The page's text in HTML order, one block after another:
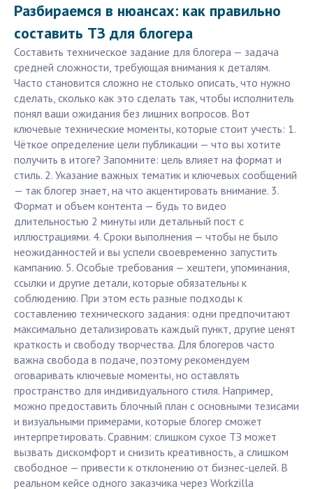
Разбираемся в нюансах: как правильно
составить ТЗ для блогера
Составить техническое задание для блогера — задача
средней сложности, требующая внимания к деталям.
Часто становится сложно не столько описать, что нужно
сделать, сколько как это сделать так, чтобы исполнитель
понял ваши ожидания без лишних вопросов. Вот
ключевые технические моменты, которые стоит учесть: 1.
Чёткое определение цели публикации — что вы хотите
получить в итоге? Запомните: цель влияет на формат и
стиль. 2. Указание важных тематик и ключевых сообщений
— так блогер знает, на что акцентировать внимание. 3.
Формат и объем контента — будь то видео
длительностью 2 минуты или детальный пост с
иллюстрациями. 4. Сроки выполнения — чтобы не было
неожиданностей и вы успели своевременно запустить
кампанию. 5. Особые требования — хештеги, упоминания,
ссылки и другие детали, которые обязательны к
соблюдению. При этом есть разные подходы к
составлению технического задания: одни предпочитают
максимально детализировать каждый пункт, другие ценят
краткость и свободу творчества. Для блогеров часто
важна свобода в подаче, поэтому рекомендуем
оговаривать ключевые моменты, но оставлять
пространство для индивидуального стиля. Например,
можно предоставить блочный план с основными тезисами
и визуальными примерами, которые блогер сможет
интерпретировать. Сравним: слишком сухое ТЗ может
вызвать дискомфорт и снизить креативность, а слишком
свободное — привести к отклонению от бизнес-целей. В
реальном кейсе одного заказчика через Workzilla